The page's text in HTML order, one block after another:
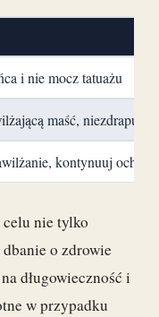
i nie mocz tatuażu
maść, niezdrapuj
kontynuuj
celu nie tylko
o zdrowie
długowieczność i
w przypadku